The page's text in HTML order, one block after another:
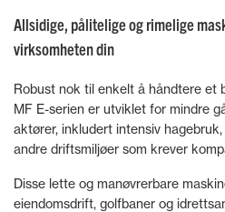
Allsidige, pålitelige og rimelige
virksomheten din
Robust nok til enkelt å håndtere et
MF E-serien er utviklet for mindre
aktører, inkludert intensiv
andre driftsmiljøer som krever
Disse lette og manøvrerbare
eiendomsdrift, golfbaner og